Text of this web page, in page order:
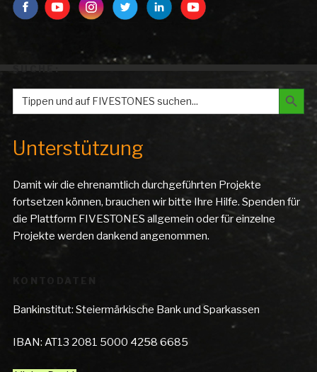
SUCHE:
Search
for:
Search
Unterstützung
Damit wir die ehrenamtlich durchgeführten Projekte
fortsetzen können, brauchen wir bitte Ihre Hilfe. Spenden für
die Plattform FIVESTONES allgemein oder für einzelne
Projekte werden dankend angenommen.
KONTODATEN
Bankinstitut: Steiermärkische Bank und Sparkassen
IBAN: AT13 2081 5000 4258 6685